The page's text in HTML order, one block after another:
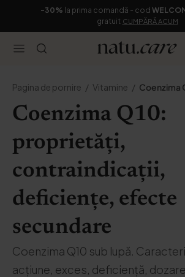
-30% la prima comandă - cod
gratuit CUMPĂRĂ ACUM
Pagina de pornire Vitamine Coenzima
Coenzima Q10:
proprietăți,
contraindicații,
deficiențe, efecte
secundare
Coenzima Q10 sub lupă.
acțiune, exces, deficiență,